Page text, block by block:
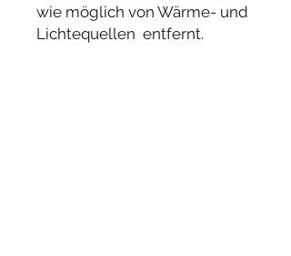
wie möglich von Wärme- und
Lichtequellen entfernt.